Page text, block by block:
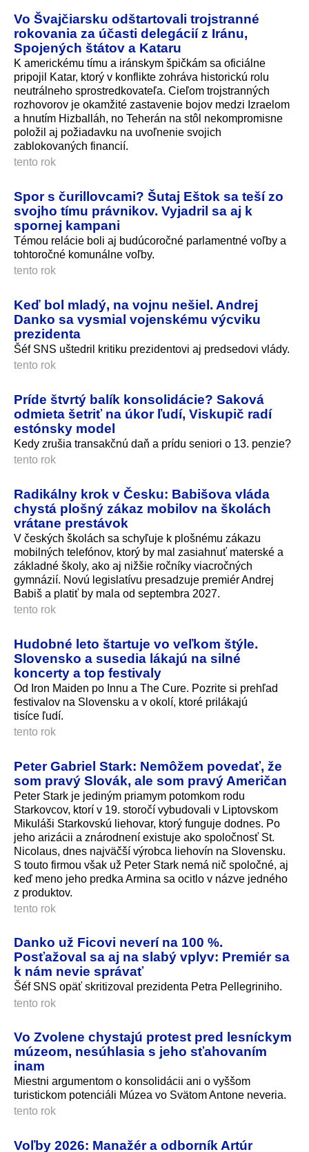
Vo Švajčiarsku odštartovali trojstranné
rokovania za účasti delegácií z Iránu,
Spojených štátov a Kataru
K americkému tímu a iránskym špičkám sa oficiálne
pripojil Katar, ktorý v konflikte zohráva historickú rolu
neutrálneho sprostredkovateľa. Cieľom trojstranných
rozhovorov je okamžité zastavenie bojov medzi Izraelom
a hnutím Hizballáh, no Teherán na stôl nekompromisne
položil aj požiadavku na uvoľnenie svojich
zablokovaných financií.
tento rok
Spor s čurillovcami? Šutaj Eštok sa teší zo
svojho tímu právnikov. Vyjadril sa aj k
spornej kampani
Témou relácie boli aj budúcoročné parlamentné voľby a
tohtoročné komunálne voľby.
tento rok
Keď bol mladý, na vojnu nešiel. Andrej
Danko sa vysmial vojenskému výcviku
prezidenta
Šéf SNS uštedril kritiku prezidentovi aj predsedovi vlády.
tento rok
Príde štvrtý balík konsolidácie? Saková
odmieta šetriť na úkor ľudí, Viskupič radí
estónsky model
Kedy zrušia transakčnú daň a prídu seniori o 13. penzie?
tento rok
Radikálny krok v Česku: Babišova vláda
chystá plošný zákaz mobilov na školách
vrátane prestávok
V českých školách sa schyľuje k plošnému zákazu
mobilných telefónov, ktorý by mal zasiahnuť materské a
základné školy, ako aj nižšie ročníky viacročných
gymnázií. Novú legislatívu presadzuje premiér Andrej
Babiš a platiť by mala od septembra 2027.
tento rok
Hudobné leto štartuje vo veľkom štýle.
Slovensko a susedia lákajú na silné
koncerty a top festivaly
Od Iron Maiden po Innu a The Cure. Pozrite si prehľad
festivalov na Slovensku a v okolí, ktoré prilákajú
tisíce ľudí.
tento rok
Peter Gabriel Stark: Nemôžem povedať, že
som pravý Slovák, ale som pravý Američan
Peter Stark je jediným priamym potomkom rodu
Starkovcov, ktorí v 19. storočí vybudovali v Liptovskom
Mikuláši Starkovskú liehovar, ktorý funguje dodnes. Po
jeho arizácii a znárodnení existuje ako spoločnosť St.
Nicolaus, dnes najväčší výrobca liehovín na Slovensku.
S touto firmou však už Peter Stark nemá nič spoločné, aj
keď meno jeho predka Armina sa ocitlo v názve jedného
z produktov.
tento rok
Danko už Ficovi neverí na 100 %.
Posťažoval sa aj na slabý vplyv: Premiér sa
k nám nevie správať
Šéf SNS opäť skritizoval prezidenta Petra Pellegriniho.
tento rok
Vo Zvolene chystajú protest pred lesníckym
múzeom, nesúhlasia s jeho sťahovaním
inam
Miestni argumentom o konsolidácii ani o vyššom
turistickom potenciáli Múzea vo Svätom Antone neveria.
tento rok
Voľby 2026: Manažér a odborník Artúr